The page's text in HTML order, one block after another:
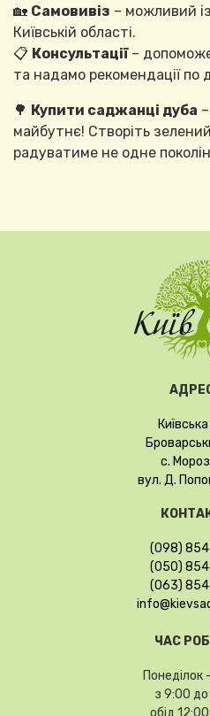
🏡 Самовивіз – можливий
Київській області.
📋 Консультації–
та надамо рекомендації по
🌳 Купити саджанці дуба
майбутнє! Створіть
радуватиме не одне
с.
вул. Д.
(098)
(050)
(063)
ЧАС
Понеділок
з 9:00 до
обід